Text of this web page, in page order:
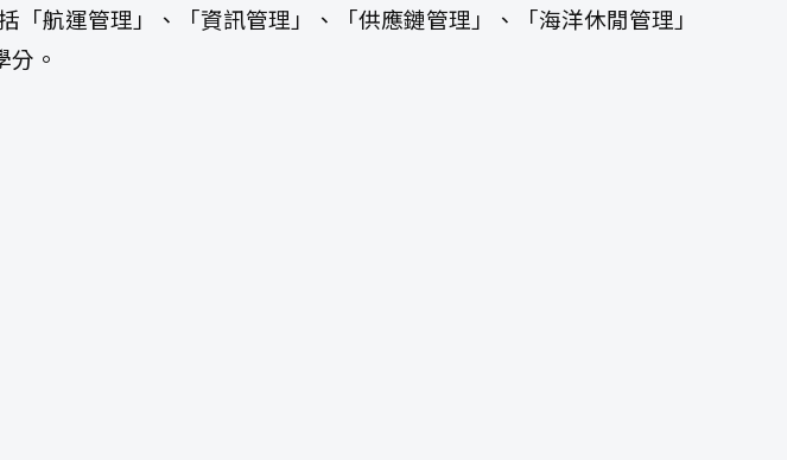
航運管理」、「資訊管理」、「供應鏈管理」、「海洋休閒管理」
。